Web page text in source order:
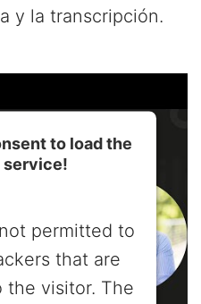
y la transcripción.
to load the
service!
permitted to
that are
the visitor. The